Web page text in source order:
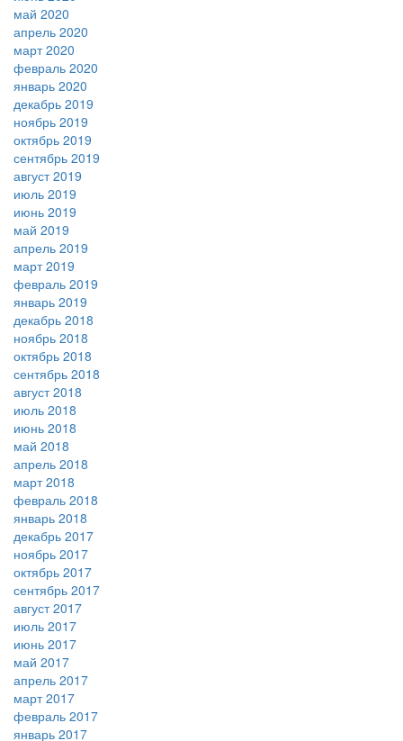
май 2020
апрель 2020
март 2020
февраль 2020
январь 2020
декабрь 2019
ноябрь 2019
октябрь 2019
сентябрь 2019
август 2019
июль 2019
июнь 2019
май 2019
апрель 2019
март 2019
февраль 2019
январь 2019
декабрь 2018
ноябрь 2018
октябрь 2018
сентябрь 2018
август 2018
июль 2018
июнь 2018
май 2018
апрель 2018
март 2018
февраль 2018
январь 2018
декабрь 2017
ноябрь 2017
октябрь 2017
сентябрь 2017
август 2017
июль 2017
июнь 2017
май 2017
апрель 2017
март 2017
февраль 2017
январь 2017